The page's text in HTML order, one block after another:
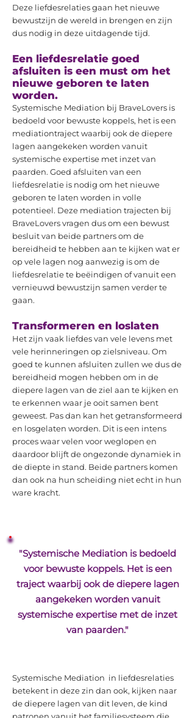
Deze liefdesrelaties gaan het nieuwe
bewustzijn de wereld in brengen en zijn
dus nodig in deze uitdagende tijd.
Een liefdesrelatie goed
afsluiten is een must om het
nieuwe geboren te laten
worden.
Systemische Mediation bij BraveLovers is
bedoeld voor bewuste koppels, het is een
mediationtraject waarbij ook de diepere
lagen aangekeken worden vanuit
systemische expertise met inzet van
paarden. Goed afsluiten van een
liefdesrelatie is nodig om het nieuwe
geboren te laten worden in volle
potentieel. Deze mediation trajecten bij
BraveLovers vragen dus om een bewust
besluit van beide partners om de
bereidheid te hebben aan te kijken wat er
op vele lagen nog aanwezig is om de
liefdesrelatie te beëindigen of vanuit een
vernieuwd bewustzijn samen verder te
gaan.
Transformeren en loslaten
Het zijn vaak liefdes van vele levens met
vele herinneringen op zielsniveau. Om
goed te kunnen afsluiten zullen we dus de
bereidheid mogen hebben om in de
diepere lagen van de ziel aan te kijken en
te erkennen waar je ooit samen bent
geweest. Pas dan kan het getransformeerd
en losgelaten worden. Dit is een intens
proces waar velen voor weglopen en
daardoor blijft de ongezonde dynamiek in
de diepte in stand. Beide partners komen
dan ook na hun scheiding niet echt in hun
ware kracht.
"Systemische Mediation is bedoeld
voor bewuste koppels. Het is een
traject waarbij ook de diepere lagen
aangekeken worden vanuit
systemische expertise met de inzet
van paarden."
Systemische Mediation in liefdesrelaties
betekent in deze zin dan ook, kijken naar
de diepere lagen van dit leven, de kind